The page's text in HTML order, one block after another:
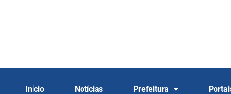
Início Notícias Prefeitura